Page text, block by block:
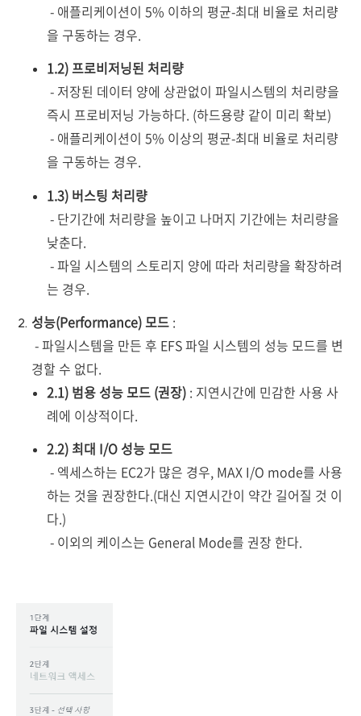
- 애플리케이션이 5% 이하의 평균-최대 비율로 처리량
을 구동하는 경우.
1.2) 프로비저닝된 처리량
- 저장된 데이터 양에 상관없이 파일시스템의 처리량을
즉시 프로비저닝 가능하다. (하드용량 같이 미리 확보)
- 애플리케이션이 5% 이상의 평균-최대 비율로 처리량
을 구동하는 경우.
1.3) 버스팅 처리량
- 단기간에 처리량을 높이고 나머지 기간에는 처리량을
낮춘다.
- 파일 시스템의 스토리지 양에 따라 처리량을 확장하려
는 경우.
성능(Performance) 모드 :
- 파일시스템을 만든 후 EFS 파일 시스템의 성능 모드를 변
경할 수 없다.
2.1) 범용 성능 모드 (권장) : 지연시간에 민감한 사용 사
례에 이상적이다.
2.2) 최대 I/O 성능 모드
- 엑세스하는 EC2가 많은 경우, MAX I/O mode를 사용
하는 것을 권장한다.(대신 지연시간이 약간 길어질 것 이
다.)
- 이외의 케이스는 General Mode를 권장 한다.